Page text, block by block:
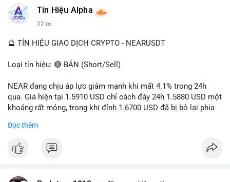
#vlikevn #titanbot
📰 Nguồn: Cointelegraph
Tín Hiệu Alpha
22 m
🔮 TÍN HIỆU GIAO DỊCH CRYPTO - NEARUSDT
Loại tín hiệu: 🔴 BÁN (Short/Sell)
NEAR đang chịu áp lực giảm mạnh khi mất 4.1% trong 24h
qua. Giá hiện tại 1.5910 USD chỉ cách đáy 24h 1.5880 USD một
khoảng rất mỏng, trong khi đỉnh 1.6700 USD đã bị bỏ lại phía
kiểm soát hoàn toàn. Khối lượng giao dịch 10.29 triệu NEAR
tiếp diễn.
Đọc thêm